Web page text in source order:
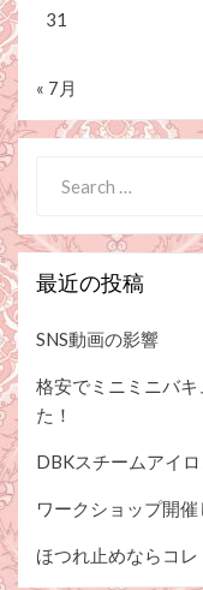
31
« 7月
for:
最近の投稿
SNS動画の影響
格安でミニミニバ
た！
DBKスチームアイ
ワークショップ開催
ほつれ止めならコレ